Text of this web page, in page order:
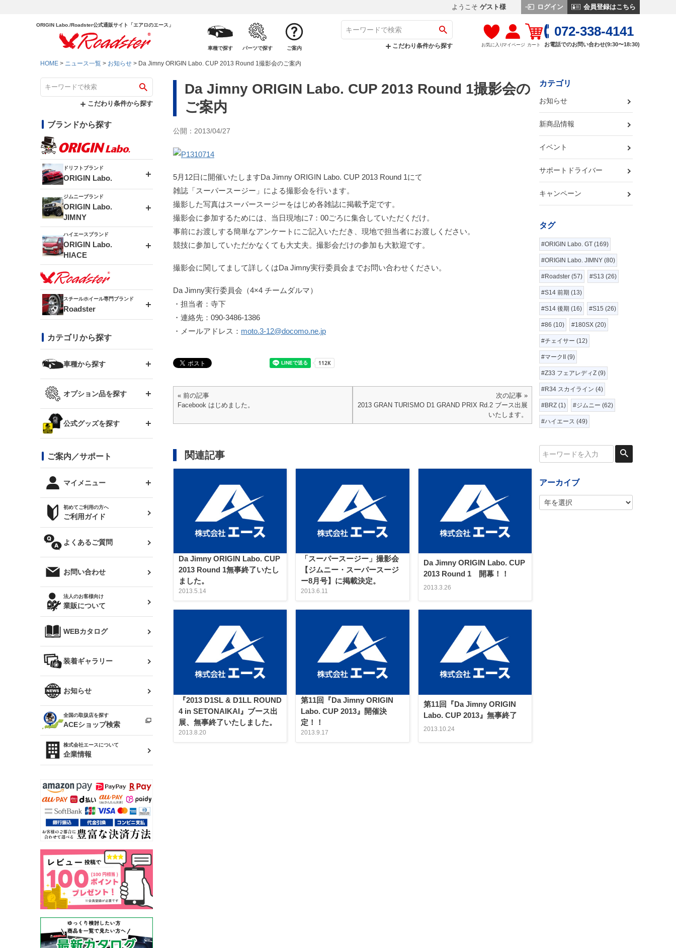
ようこそ ゲスト様 ログイン 会員登録はこちら
ORIGIN Labo./Roadster公式通販サイト「エアロのエース」
車種で探す パーツで探す ご案内 こだわり条件から探す お気に入りマイページ カート
072-338-4141
お電話でのお問い合わせ(9:30〜18:30)
HOME ニュース一覧 お知らせ Da Jimny ORIGIN Labo. CUP 2013 Round 1撮影会のご案内
こだわり条件から探す
ブランドから探す
ドリフトブランド
ORIGIN Labo.
エアロシリーズ
ドリフトライン
風神(180SX)
雷神(S15)
龍神(チェイサー)
レーシングライン
アタックライン
ストリームライン
スタイリッシュライン
フロントフェンダー
リアフェンダー
ブラッシュフェンダー
コンバットアイ
GTウイング
リアウイング
ルーフウイング
ボンネット
カナード
外装・補修パーツ
オリジンアーム(足回り)
レンズ
マフラー
ジムニーブランド
ORIGIN Labo.
JIMNY
MUD-ZEUS
MUD-SR7
MUD-S7
ボンネット
フェンダー
サイドパーツ
リアウイング
リアゲート
メンテナンスパーツ
ハイエースブランド
ORIGIN Labo.
HIACE
エアロシリーズ
LUX MODEL SP
LUX MODEL
RUGGER MODEL
GROUND MODEL
PHANTOM LIP
DTM:exclusive
オーバーフェンダー
リアウイング
スムージングバンパー
ワイパーガード
内装パーツ
スチールホイール専門ブランド
Roadster
DAYTONA-RS
DAYTONA-RS NEO
まつど家 鉄漢
まつど家 鉄心
まつど家 鉄八
カテゴリから探す
車種から探す
トヨタ
JZX110 マークⅡ
ハイエース
レビン
トレノ
マークX
クラウン
クラウンマジェスタ
アリスト
ソアラ
アルテッツァ
プロボックス
RAV4
シルビア S13
シルビア S14 前期
シルビア S15
180SX
ワンビア
Z32 フェアレディZ
R34 スカイライン
スカイライン
（ER34/R33/ECR33/R32）
キャラバン
ローレル
セフィーロ
スズキ
RX-7
スバル
BRZ
レクサス
三菱
デリカ D:5
軽自動車
汎用
オプション品を探す
GTウイング用ラダー
コンバットアイ用ライト
オプションタイヤ
サマータイヤ
ジムニー用タイヤ
ハイエース・バン用タイ
ホイールナット
公式グッズを探す
ステッカー
トップス(半袖)
トップス(長袖)
パーカー
オーバーオール(つなぎ)
タオル
帽子
バッグ
ファッション小物
雑貨・ステーショナリー
ベビー用品
ご案内／サポート
マイメニュー
ログインする
お気に入りリスト
クーポンを見る
閲覧履歴
ニュースレターお申し込み
初めてご利用の方へ
ご利用ガイド
よくあるご質問
お問い合わせ
法人のお客様向け
業販について
WEBカタログ
装着ギャラリー
お知らせ
全国の取扱店を探す
ACEショップ検索
株式会社エースについて
企業情報
Da Jimny ORIGIN Labo. CUP 2013 Round 1撮影会の
ご案内
公開：2013/04/27
5月12日に開催いたしますDa Jimny ORIGIN Labo. CUP 2013 Round 1にて
雑誌「スーパースージー」による撮影会を行います。
撮影した写真はスーパースージーをはじめ各雑誌に掲載予定です。
撮影会に参加するためには、当日現地に7：00ごろに集合していただくだけ。
事前にお渡しする簡単なアンケートにご記入いただき、現地で担当者にお渡しください。
競技に参加していただかなくても大丈夫。撮影会だけの参加も大歓迎です。
撮影会に関してまして詳しくはDa Jimny実行委員会までお問い合わせください。
Da Jimny実行委員会（4×4 チームダルマ）
・担当者：寺下
・連絡先：090-3486-1386
・メールアドレス： moto.3-12@docomo.ne.jp
« 前の記事
Facebook はじめました。
次の記事 »
2013 GRAN TURISMO D1 GRAND PRIX Rd.2 ブース出展
いたします。
関連記事
Da Jimny ORIGIN Labo. CUP
2013 Round 1無事終了いたし
ました。
2013.5.14
「スーパースージー」撮影会
【ジムニー・スーパースージ
ー8月号】に掲載決定。
2013.6.11
Da Jimny ORIGIN Labo. CUP
2013 Round 1 開幕！！
2013.3.26
『2013 D1SL & D1LL ROUND
4 in SETONAIKAI』ブース出
展、無事終了いたしました。
2013.8.20
第11回『Da Jimny ORIGIN
Labo. CUP 2013』開催決
定！！
2013.9.17
第11回『Da Jimny ORIGIN
Labo. CUP 2013』無事終了
2013.10.24
カテゴリ
お知らせ
新商品情報
イベント
サポートドライバー
キャンペーン
タグ
#ORIGIN Labo. GT (169)
#ORIGIN Labo. JIMNY (80)
#Roadster (57) #S13 (26)
#S14 前期 (13)
#S14 後期 (16) #S15 (26)
#86 (10) #180SX (20)
#チェイサー (12)
#マークII (9)
#Z33 フェアレディZ (9)
#R34 スカイライン (4)
#BRZ (1) #ジムニー (62)
#ハイエース (49)
アーカイブ